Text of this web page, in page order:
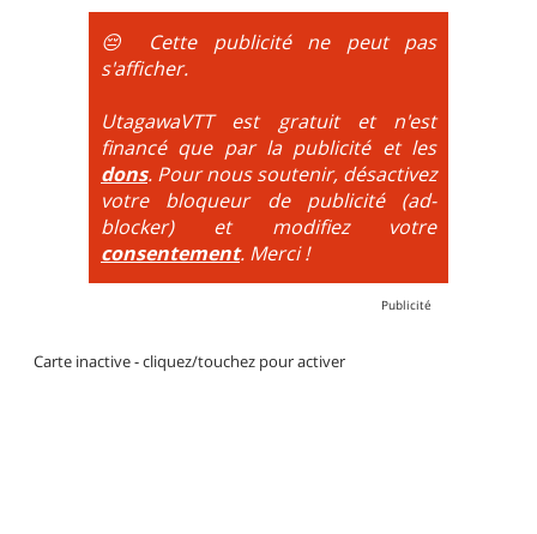
obligatoire.
DH / Gravity : Seule la descente se passe sur le vélo.
La montée est faite via navette ou remontée
mécanique. La difficulté de la descente est indiquée
par des couleurs lorsqu'il s'agit de bikeparks. Vélo
tout suspendu et protections du corps obligatoires.
😔 Cette publicité ne peut pas
s'afficher.
UtagawaVTT est gratuit et n'est
financé que par la publicité et les
dons. Pour nous soutenir, désactivez
votre bloqueur de publicité (ad-
blocker) et modifiez votre
consentement. Merci !